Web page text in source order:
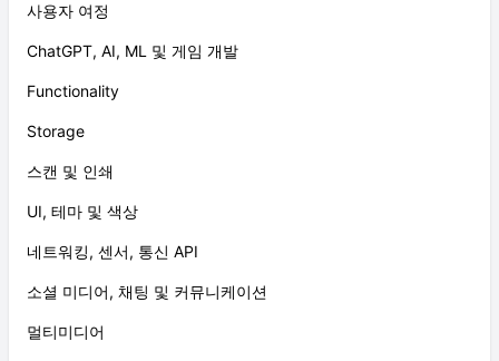
사용자 여정
ChatGPT, AI, ML 및 게임 개발
Functionality
Storage
스캔 및 인쇄
UI, 테마 및 색상
네트워킹, 센서, 통신 API
소셜 미디어, 채팅 및 커뮤니케이션
멀티미디어